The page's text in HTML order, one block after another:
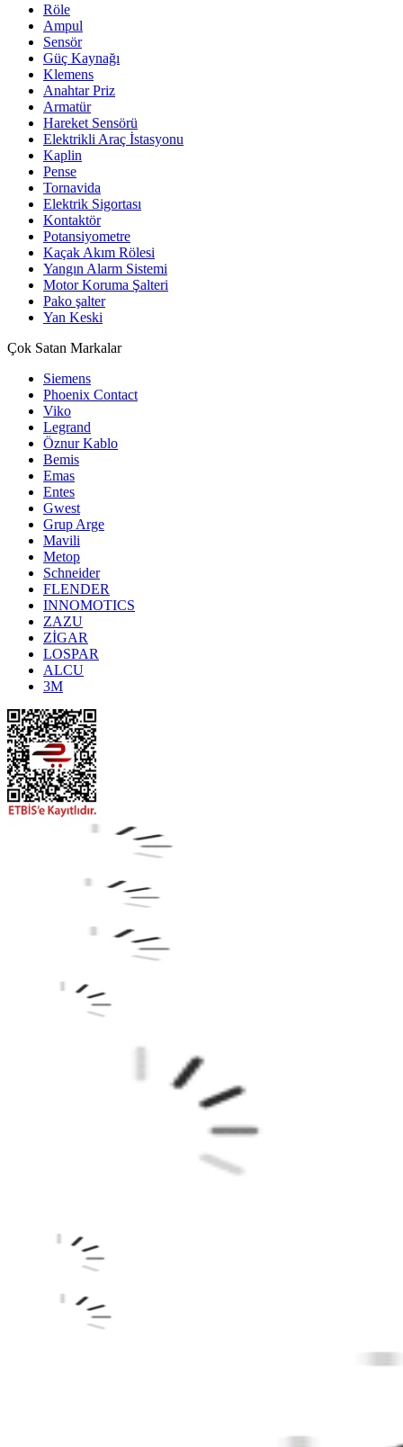
Röle
Ampul
Sensör
Güç Kaynağı
Klemens
Anahtar Priz
Armatür
Hareket Sensörü
Elektrikli Araç İstasyonu
Kaplin
Pense
Tornavida
Elektrik Sigortası
Kontaktör
Potansiyometre
Kaçak Akım Rölesi
Yangın Alarm Sistemi
Motor Koruma Şalteri
Pako şalter
Yan Keski
Çok Satan Markalar
Siemens
Phoenix Contact
Viko
Legrand
Öznur Kablo
Bemis
Emas
Entes
Gwest
Grup Arge
Mavili
Metop
Schneider
FLENDER
INNOMOTICS
ZAZU
ZİGAR
LOSPAR
ALCU
3M